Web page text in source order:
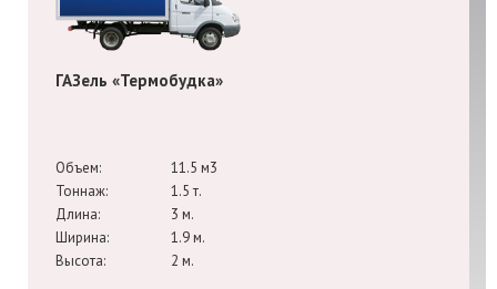
ГАЗель «Термобудка»
Объем:
11.5 м3
Тоннаж:
1.5 т.
Длина:
3 м.
Ширина:
1.9 м.
Высота:
2 м.